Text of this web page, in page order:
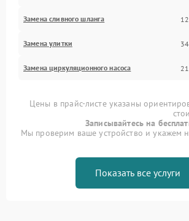
Замена сливного шланга
Замена улитки
Замена циркуляционного насоса
Цены в прайс-листе указаны
Записывайтесь на
Мы проверим ваше устройство и укажем
Показать все услуги